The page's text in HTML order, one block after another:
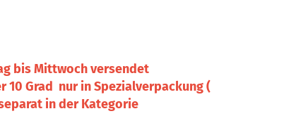
bis Mittwoch versendet
10 Grad nur in Spezialverpackung (
in der Kategorie